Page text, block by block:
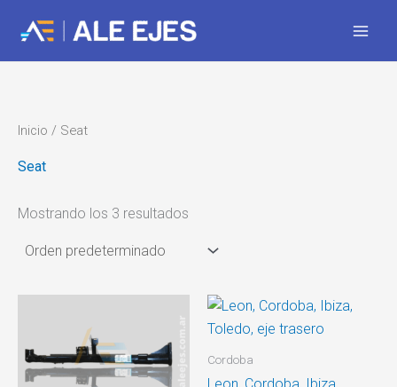
Inicio / Seat
Seat
Mostrando los 3 resultados
Cordoba